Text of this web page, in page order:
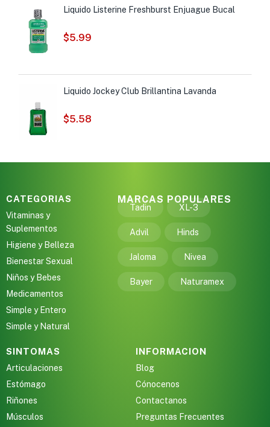
Liquido Listerine Freshburst Enjuague Bucal
$5.99
Liquido Jockey Club Brillantina Lavanda
$5.58
CATEGORIAS
Vitaminas y
Suplementos
Higiene y Belleza
Bienestar Sexual
Niños y Bebes
Medicamentos
Simple y Entero
Simple y Natural
MARCAS POPULARES
Tadin XL-3
Advil Hinds
Jaloma Nivea
Bayer Naturamex
SINTOMAS
Articulaciones
Estómago
Riñones
Músculos
INFORMACION
Blog
Cónocenos
Contactanos
Preguntas Frecuentes